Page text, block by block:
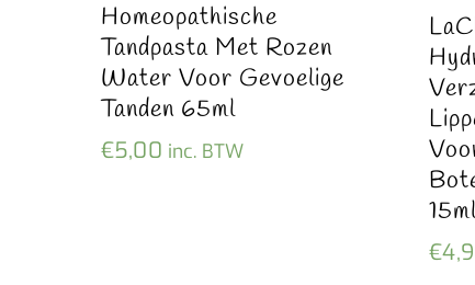
Homeopathische
Tandpasta Met Rozen
Water Voor Gevoelige
Tanden 65ml
€5,00 inc. BTW
€